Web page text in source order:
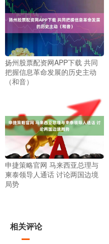
扬州股票配资网APP下载 共同
把握信息革命发展的历史主动
（和音）
申捷策略官网 马来西亚总理与
柬泰领导人通话 讨论两国边境
局势
相关评论